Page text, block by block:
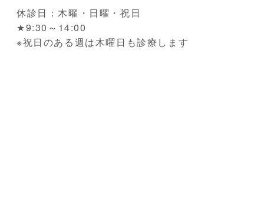
休診日：木曜・日曜・祝日
★9:30～14:00
※祝日のある週は木曜日も診療します